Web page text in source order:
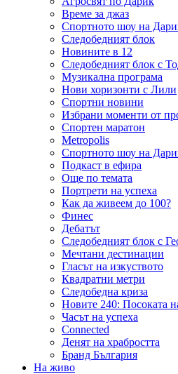
Време за джаз
Спортното шоу на
Следобедният блок
Новините в 12
Следобедният блок с
Музикална програма
Нови хоризонти с Лили
Спортни новини
Избрани моменти от
Спортен маратон
Metropolis
Спортното шоу на
Подкаст в ефира
Още по темата
Портрети на успеха
Как да живеем до 100?
Финес
Дебатът
Следобедният блок с
Мечтани дестинации
Гласът на изкуството
Квадратни метри
Следобедна криза
Новите 240: Посоката
Часът на успеха
Connected
Денят на храбростта
Бранд България
На живо